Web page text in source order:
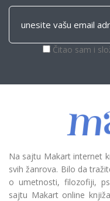
Čitao sam i
Na sajtu Makart internet
svih žanrova. Bilo da
o umetnosti, filozofiji,
sajtu Makart online